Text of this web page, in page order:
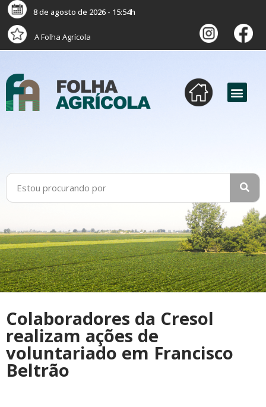
8 de agosto de 2026 - 15:54h
A Folha Agrícola
Colaboradores da Cresol
realizam ações de
voluntariado em Francisco
Beltrão